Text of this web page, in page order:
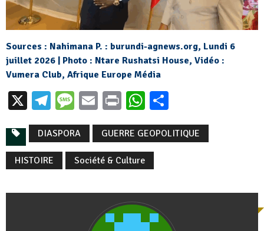
Sources : Nahimana P. : burundi-agnews.org, Lundi 6
juillet 2026 | Photo : Ntare Rushatsi House, Vidéo :
Vumera Club, Afrique Europe Média
X Telegram
Message
EmailPrintWhatsApp
DIASPORA GUERRE GEOPOLITIQUE
HISTOIRE Société & Culture